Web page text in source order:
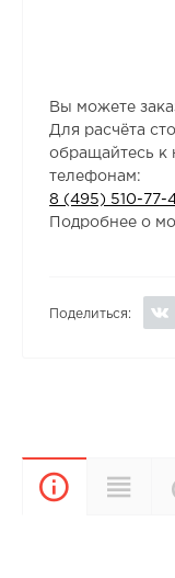
Вы можете
Для расчёта
обращайтесь
телефонам:
8 (495) 510-77-
Подробнее о
Поделиться:
Описание